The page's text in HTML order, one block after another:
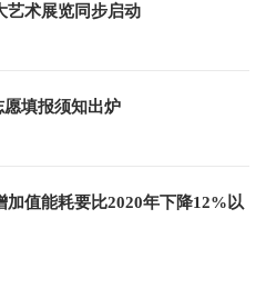
文化“搬”到北京 八大艺术展览同步启动
填报须知出炉